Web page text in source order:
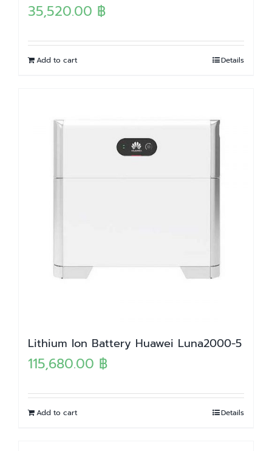
35,520.00 ฿
Add to cart Details
Lithium Ion Battery Huawei Luna2000-5
115,680.00 ฿
Add to cart Details